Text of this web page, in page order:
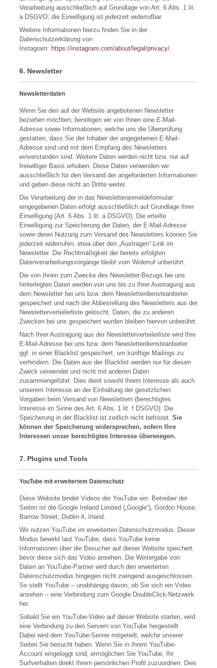
Verarbeitung ausschließlich auf Grundlage von Art. 6 Abs. 1 lit.
a DSGVO; die Einwilligung ist jederzeit widerrufbar.
Weitere Informationen hierzu finden Sie in der
Datenschutzerklärung von
Instagram: https://instagram.com/about/legal/privacy/.
6. Newsletter
Newsletterdaten
Wenn Sie den auf der Website angebotenen Newsletter
beziehen möchten, benötigen wir von Ihnen eine E-Mail-
Adresse sowie Informationen, welche uns die Überprüfung
gestatten, dass Sie der Inhaber der angegebenen E-Mail-
Adresse sind und mit dem Empfang des Newsletters
einverstanden sind. Weitere Daten werden nicht bzw. nur auf
freiwilliger Basis erhoben. Diese Daten verwenden wir
ausschließlich für den Versand der angeforderten Informationen
und geben diese nicht an Dritte weiter.
Die Verarbeitung der in das Newsletteranmeldeformular
eingegebenen Daten erfolgt ausschließlich auf Grundlage Ihrer
Einwilligung (Art. 6 Abs. 1 lit. a DSGVO). Die erteilte
Einwilligung zur Speicherung der Daten, der E-Mail-Adresse
sowie deren Nutzung zum Versand des Newsletters können Sie
jederzeit widerrufen, etwa über den „Austragen“-Link im
Newsletter. Die Rechtmäßigkeit der bereits erfolgten
Datenverarbeitungsvorgänge bleibt vom Widerruf unberührt.
Die von Ihnen zum Zwecke des Newsletter-Bezugs bei uns
hinterlegten Daten werden von uns bis zu Ihrer Austragung aus
dem Newsletter bei uns bzw. dem Newsletterdiensteanbieter
gespeichert und nach der Abbestellung des Newsletters aus der
Newsletterverteilerliste gelöscht. Daten, die zu anderen
Zwecken bei uns gespeichert wurden bleiben hiervon unberührt.
Nach Ihrer Austragung aus der Newsletterverteilerliste wird Ihre
E-Mail-Adresse bei uns bzw. dem Newsletterdiensteanbieter
ggf. in einer Blacklist gespeichert, um künftige Mailings zu
verhindern. Die Daten aus der Blacklist werden nur für diesen
Zweck verwendet und nicht mit anderen Daten
zusammengeführt. Dies dient sowohl Ihrem Interesse als auch
unserem Interesse an der Einhaltung der gesetzlichen
Vorgaben beim Versand von Newslettern (berechtigtes
Interesse im Sinne des Art. 6 Abs. 1 lit. f DSGVO). Die
Speicherung in der Blacklist ist zeitlich nicht befristet. Sie
können der Speicherung widersprechen, sofern Ihre
Interessen unser berechtigtes Interesse überwiegen.
7. Plugins und Tools
YouTube mit erweitertem Datenschutz
Diese Website bindet Videos der YouTube ein. Betreiber der
Seiten ist die Google Ireland Limited („Google“), Gordon House,
Barrow Street, Dublin 4, Irland.
Wir nutzen YouTube im erweiterten Datenschutzmodus. Dieser
Modus bewirkt laut YouTube, dass YouTube keine
Informationen über die Besucher auf dieser Website speichert,
bevor diese sich das Video ansehen. Die Weitergabe von
Daten an YouTube-Partner wird durch den erweiterten
Datenschutzmodus hingegen nicht zwingend ausgeschlossen.
So stellt YouTube – unabhängig davon, ob Sie sich ein Video
ansehen – eine Verbindung zum Google DoubleClick-Netzwerk
her.
Sobald Sie ein YouTube-Video auf dieser Website starten, wird
eine Verbindung zu den Servern von YouTube hergestellt.
Dabei wird dem YouTube-Server mitgeteilt, welche unserer
Seiten Sie besucht haben. Wenn Sie in Ihrem YouTube-
Account eingeloggt sind, ermöglichen Sie YouTube, Ihr
Surfverhalten direkt Ihrem persönlichen Profil zuzuordnen. Dies